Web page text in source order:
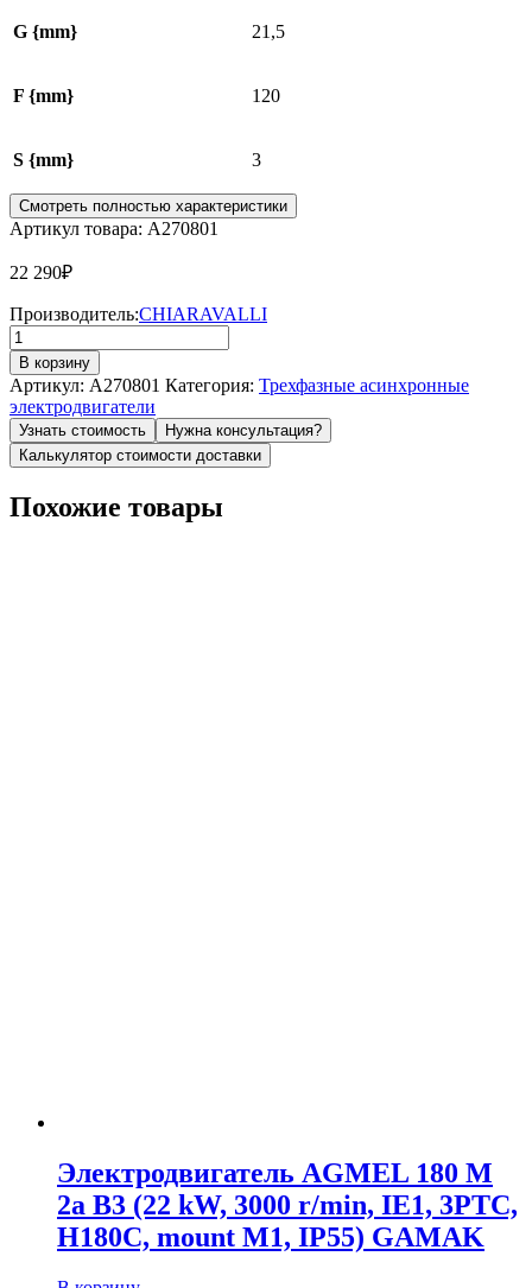
G {mm} 21,5
F {mm} 120
S {mm} 3
Смотреть полностью характеристики
Артикул товара: A270801
22 290₽
Производитель:CHIARAVALLI
Количество
товара
Электродвигатель
CHT
80
A2
B14
(A270801)
В корзину
Артикул: A270801 Категория: Трехфазные асинхронные
электродвигатели
Узнать стоимость
Нужна консультация?
Калькулятор стоимости доставки
Похожие товары
Электродвигатель AGMEL 180 M
2a B3 (22 kW, 3000 r/min, IE1, 3PTC,
H180C, mount M1, IP55) GAMAK